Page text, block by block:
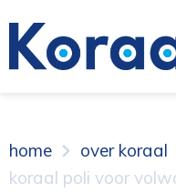
home over koraal
koraal poli voor